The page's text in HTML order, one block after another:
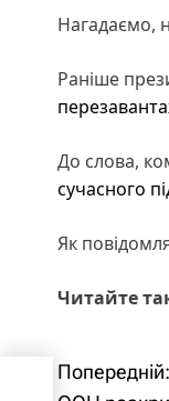
Нагадаємо,
Раніше
До слова,
сучасного
Як
Читайте
Н
Попередній: